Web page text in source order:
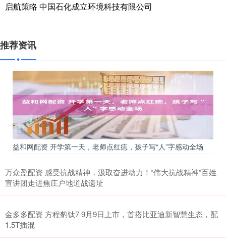
启航策略 中国石化成立环境科技有限公司
推荐资讯
益和网配资 开学第一天，老师点红痣，孩子写“人”字感动全场
万众盈配资 感受抗战精神，汲取奋进动力！“伟大抗战精神”百姓
宣讲团走进焦庄户地道战遗址
金多多配资 方程豹钛7 9月9日上市，首搭比亚迪新智慧生态，配
1.5T插混